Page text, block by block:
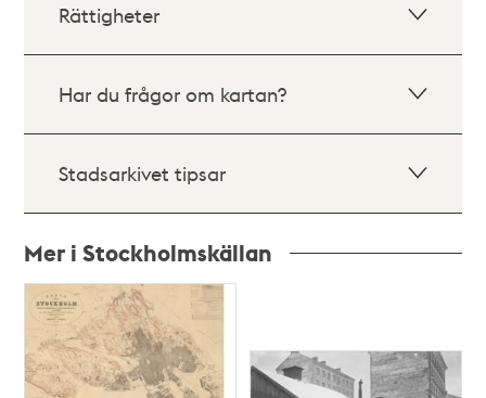
Rättigheter
Har du frågor om kartan?
Stadsarkivet tipsar
Mer i Stockholmskällan
Relaterade
poster
och
teman